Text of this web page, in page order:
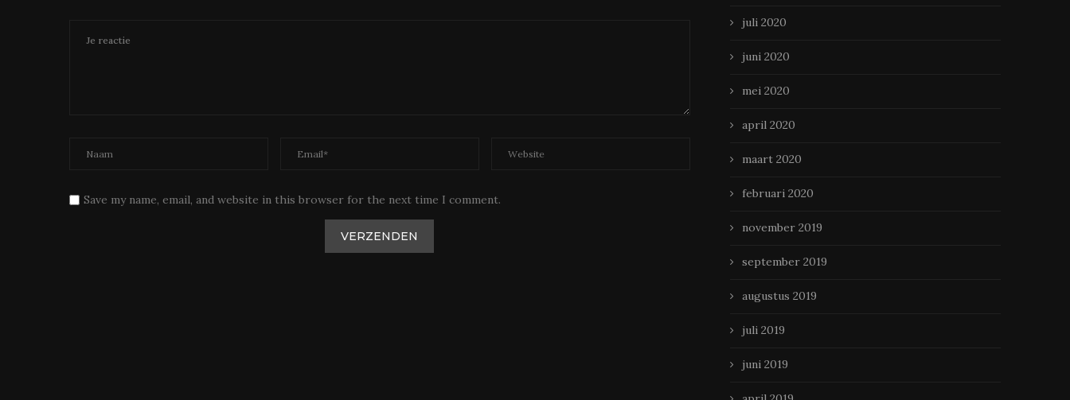
Save my name, email, and website in this browser for the next time I comment.
juli 2020
juni 2020
mei 2020
april 2020
maart 2020
februari 2020
november 2019
september 2019
augustus 2019
juli 2019
juni 2019